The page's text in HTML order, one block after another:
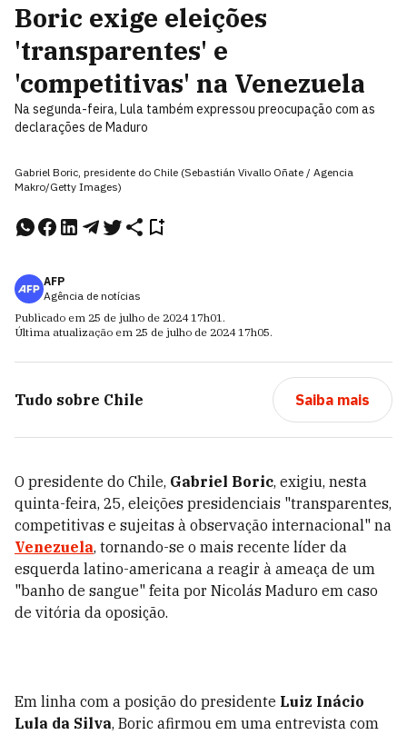
Boric exige eleições
'transparentes' e
'competitivas' na Venezuela
Na segunda-feira, Lula também expressou preocupação com as
declarações de Maduro
Gabriel Boric, presidente do Chile (Sebastián Vivallo Oñate / Agencia
Makro/Getty Images)
AFP
Agência de notícias
Publicado em 25 de julho de 2024 17h01.
Última atualização em 25 de julho de 2024 17h05.
Tudo sobre Chile Saiba mais
O presidente do Chile, Gabriel Boric, exigiu, nesta
quinta-feira, 25, eleições presidenciais "transparentes,
competitivas e sujeitas à observação internacional" na
Venezuela, tornando-se o mais recente líder da
esquerda latino-americana a reagir à ameaça de um
"banho de sangue" feita por Nicolás Maduro em caso
de vitória da oposição.
Em linha com a posição do presidente Luiz Inácio
Lula da Silva, Boric afirmou em uma entrevista com